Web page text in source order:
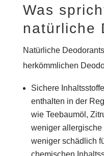
Was
natürliche
Natürliche
herkömmlichen
Sichere
enthalten in der
wie Teebaumöl,
weniger allergische
weniger schädlich
chemischen